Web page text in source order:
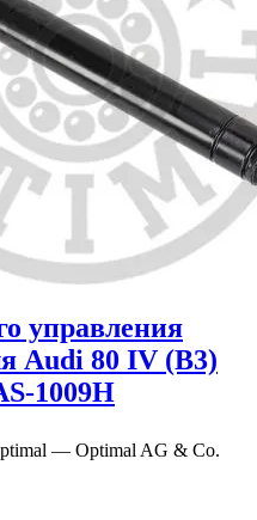
управления
Audi 80 IV (B3)
1009H
— Optimal AG & Co.